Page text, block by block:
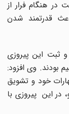
هنگام فرار از
قدرتمند شدن
این پیروزی
بودند. وی افزود:
خود و تشویق
این پیروزی با